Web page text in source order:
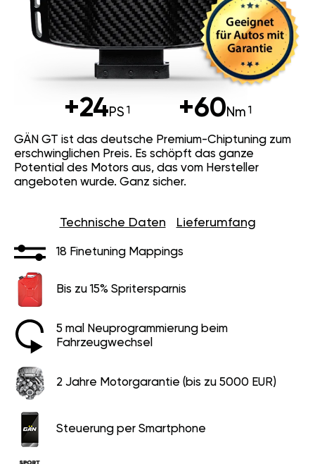
+24PS +60Nm
GÄN GT ist das deutsche Premium-Chiptuning zum
erschwinglichen Preis. Es schöpft das ganze
Potential des Motors aus, das vom Hersteller
angeboten wurde. Ganz sicher.
Technische Daten Lieferumfang
18 Finetuning Mappings
Bis zu 15% Spritersparnis
5 mal Neuprogrammierung beim
Fahrzeugwechsel
2 Jahre Motorgarantie (bis zu 5000 EUR)
Steuerung per Smartphone